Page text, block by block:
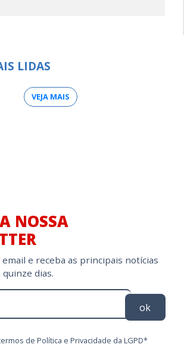
LIDAS
VEJA MAIS
NOSSA
email e receba as principais notícias
dias.
ok
de Política e Privacidade da LGPD*